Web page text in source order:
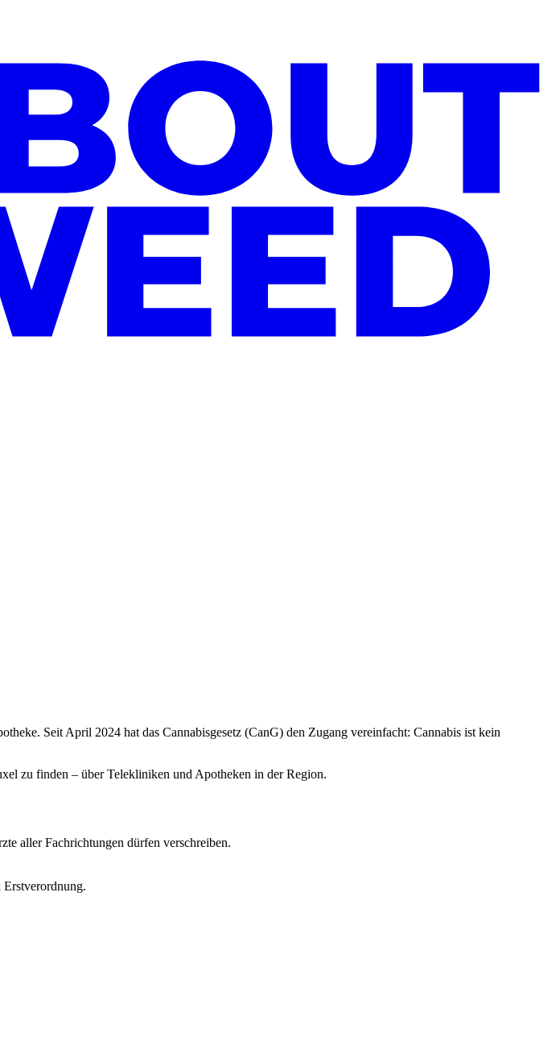
Seit April 2024 hat das Cannabisgesetz (CanG) den Zugang vereinfacht: Cannabis ist kein
zu finden – über Telekliniken und Apotheken in der Region.
aller Fachrichtungen dürfen verschreiben.
Erstverordnung.